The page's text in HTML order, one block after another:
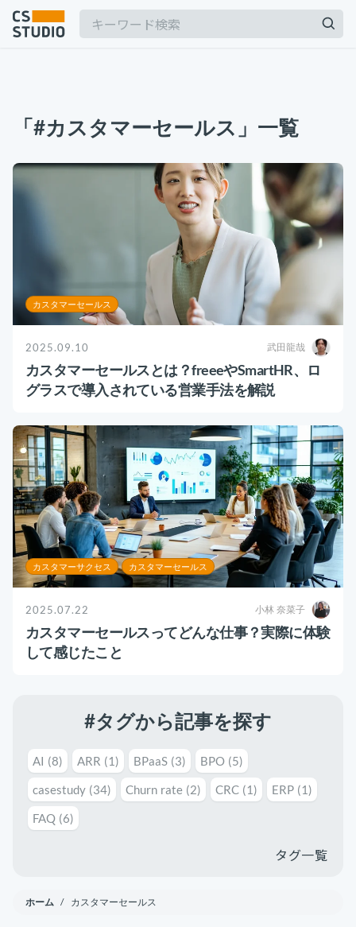
記事
サービス
keyboard_arrow_down
コンサル・トレーニング
ブートキャンプ
CS人材育成プログラム
カスタマーサクセス人材派遣・常駐
BPaaS​
既存営業 AI BPO
カスタマーサポート代行
多言語カスタマーサポート対応
CSツール導入・運用支援
ツール選定・運用支援
Zendesk導入支援
その他ご支援​
お役立ち資料
事例
セミナー
相談する
ル作成やタスク管理のテクニックを紹介
2025.06.06
BPaaSに取り組む注目企業一覧（2025年版）
2024.11.07
サボタージュマニュアルとは？組織の内部崩壊
に関するバイブル
組織作り
意外と知らない？Google スプレッドシート関
数の落とし穴 ～集計作業を効率化する4つの
関数と、見落としがちな注意点～
カスタマーサポート
2025.08.19
顧客満足度を上げる具体例10選！成功企業の事
例とともに解説
カスタマーサクセス 顧客満足度
「#カスタマーセールス」一覧
カスタマーセールス
2025.09.10 武田龍哉
カスタマーセールスとは？freeeやSmartHR、ロ
グラスで導入されている営業手法を解説
カスタマーサクセス カスタマーセールス
2025.07.22 小林 奈菜子
カスタマーセールスってどんな仕事？実際に体験
して感じたこと
#タグから記事を探す
AI (8) ARR (1) BPaaS (3) BPO (5)
casestudy (34) Churn rate (2) CRC (1) ERP (1)
FAQ (6)
タグ一覧
ホーム / カスタマーセールス